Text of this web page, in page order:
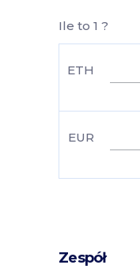
Ile to 1 ?
ETH
EUR
Zespół